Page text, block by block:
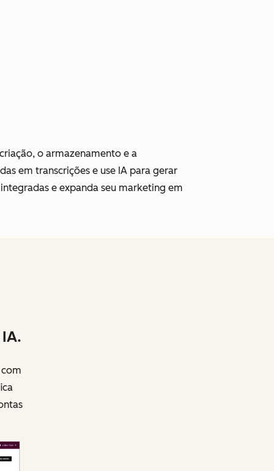
o armazenamento e a
em transcrições e use IA para gerar
e expanda seu marketing em